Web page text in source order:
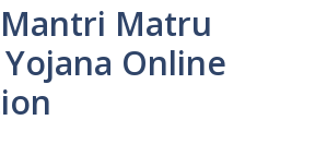
Matru
Online